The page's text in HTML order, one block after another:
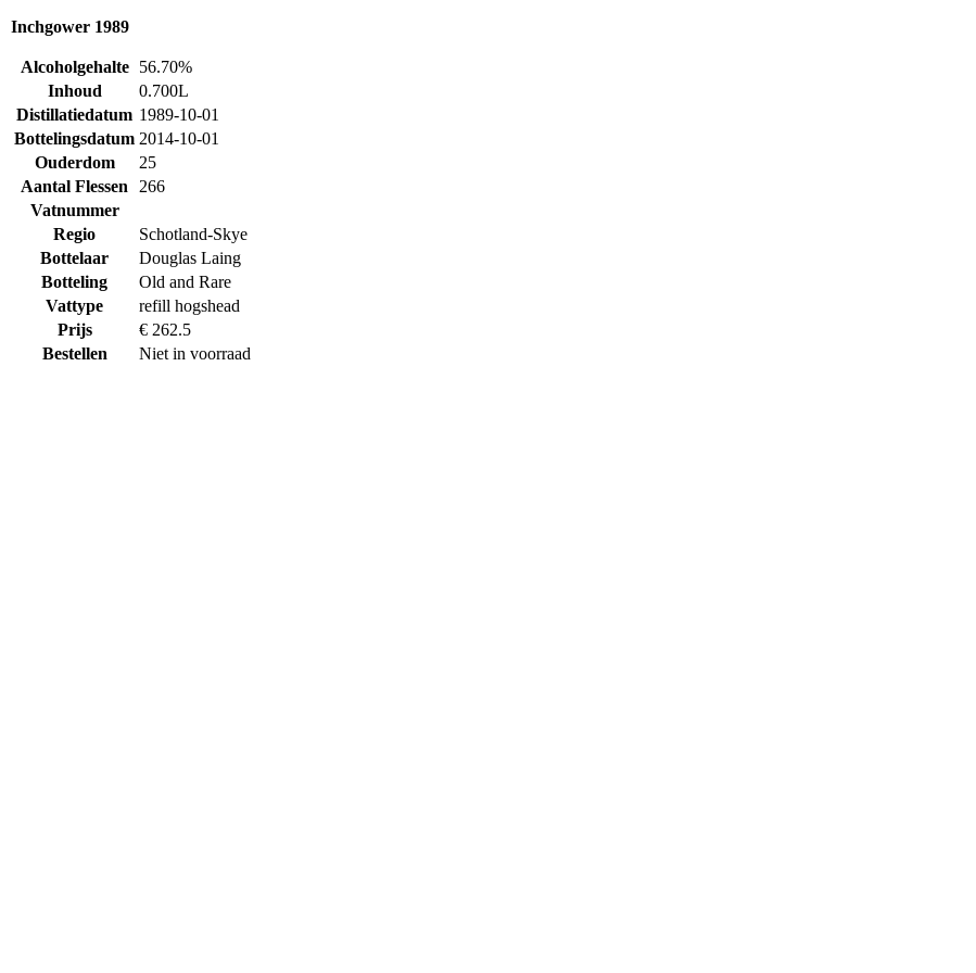
Inchgower 1989
Alcoholgehalte
56.70%
Inhoud
0.700L
Distillatiedatum 1989-10-01
Bottelingsdatum 2014-10-01
Ouderdom
25
Aantal Flessen
266
Vatnummer
Regio
Schotland-Skye
Bottelaar
Douglas Laing
Botteling
Old and Rare
Vattype
refill hogshead
Prijs
€ 262.5
Bestellen
Niet in voorraad